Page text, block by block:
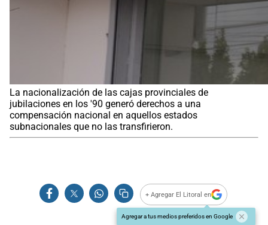
La nacionalización de las cajas provinciales de
jubilaciones en los '90 generó derechos a una
compensación nacional en aquellos estados
subnacionales que no las transfirieron.
+ Agregar El Litoral en
Agregar a tus medios preferidos en Google